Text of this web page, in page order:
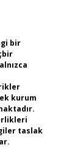
bir
kurum
taslak